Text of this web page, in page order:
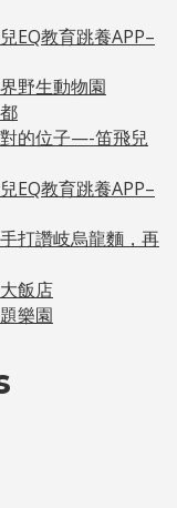
EQ教育跳養APP–
野生動物園
對的位子—-笛飛兒
EQ教育跳養APP–
打讚岐烏龍麵，再
飯店
樂園